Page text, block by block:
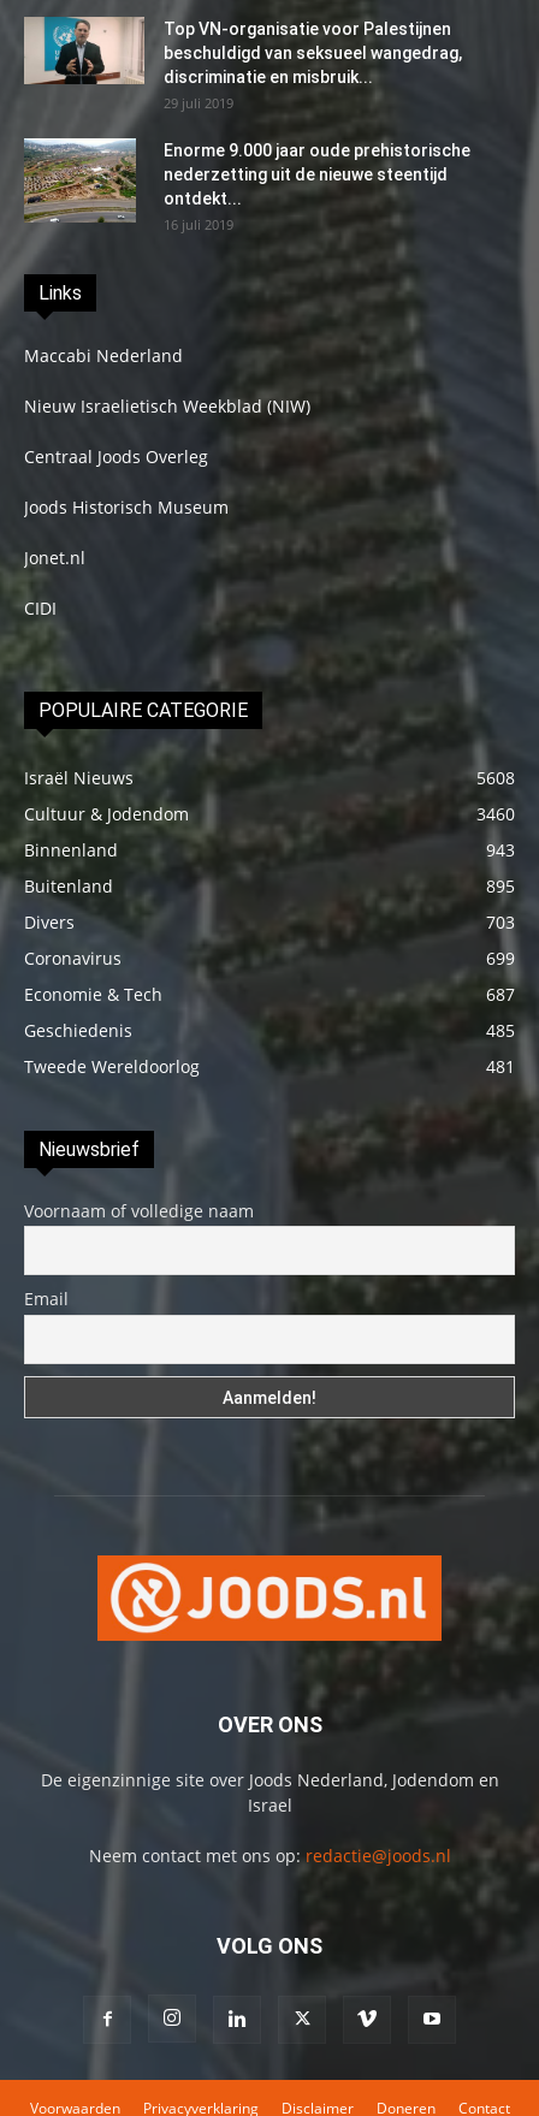
Top VN-organisatie voor Palestijnen
beschuldigd van seksueel wangedrag,
discriminatie en misbruik...
29 juli 2019
Enorme 9.000 jaar oude prehistorische
nederzetting uit de nieuwe steentijd
ontdekt...
16 juli 2019
Links
Maccabi Nederland
Nieuw Israelietisch Weekblad (NIW)
Centraal Joods Overleg
Joods Historisch Museum
Jonet.nl
CIDI
POPULAIRE CATEGORIE
Israël Nieuws
5608
Cultuur & Jodendom
3460
Binnenland
943
Buitenland
895
Divers
703
Coronavirus
699
Economie & Tech
687
Geschiedenis
485
Tweede Wereldoorlog
481
Nieuwsbrief
Voornaam of volledige naam
Email
OVER ONS
De eigenzinnige site over Joods Nederland, Jodendom en
Israel
Neem contact met ons op: redactie@joods.nl
VOLG ONS
Voorwaarden Privacyverklaring Disclaimer Doneren Contact